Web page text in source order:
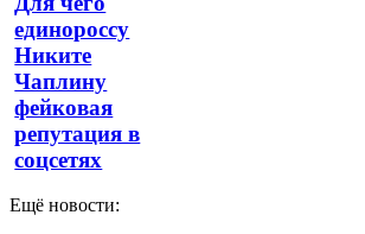
единороссу
Никите
Чаплину
фейковая
репутация в
соцсетях
Ещё новости: